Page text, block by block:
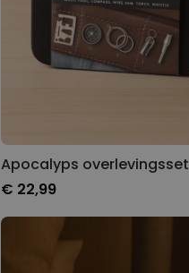
Apocalyps overlevingsset
€ 22,99